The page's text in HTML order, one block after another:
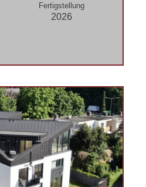
Fertigstellung
2026